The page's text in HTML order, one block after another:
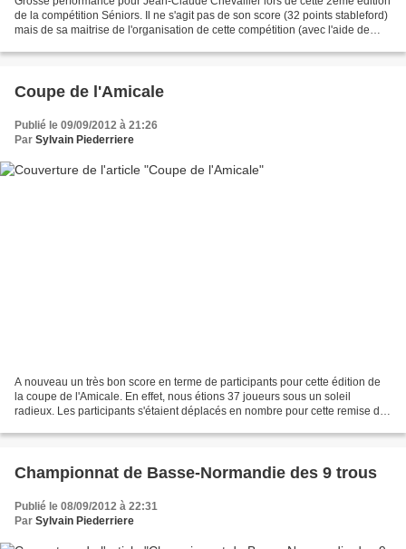
de la compétition Séniors. Il ne s'agit pas de son score (32 points stableford)
mais de sa maitrise de l'organisation de cette compétition (avec l'aide de
Coupe de l'Amicale
Publié le 09/09/2012 à 21:26
Par Sylvain Piederriere
A nouveau un très bon score en terme de participants pour cette édition de
la coupe de l'Amicale. En effet, nous étions 37 joueurs sous un soleil
radieux. Les participants s'étaient déplacés en nombre pour cette remise des
Championnat de Basse-Normandie des 9 trous
Publié le 08/09/2012 à 22:31
Par Sylvain Piederriere